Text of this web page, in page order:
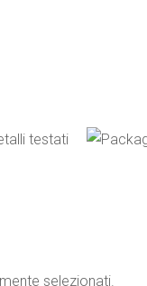
selezionati.